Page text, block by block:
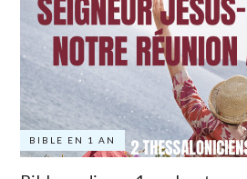
BIBLE EN 1 AN